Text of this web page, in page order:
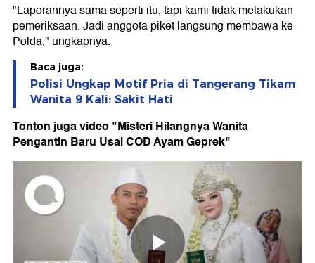
"Laporannya sama seperti itu, tapi kami tidak melakukan
pemeriksaan. Jadi anggota piket langsung membawa ke
Polda," ungkapnya.
Baca juga:
Polisi Ungkap Motif Pria di Tangerang Tikam
Wanita 9 Kali: Sakit Hati
Tonton juga video "Misteri Hilangnya Wanita
Pengantin Baru Usai COD Ayam Geprek"